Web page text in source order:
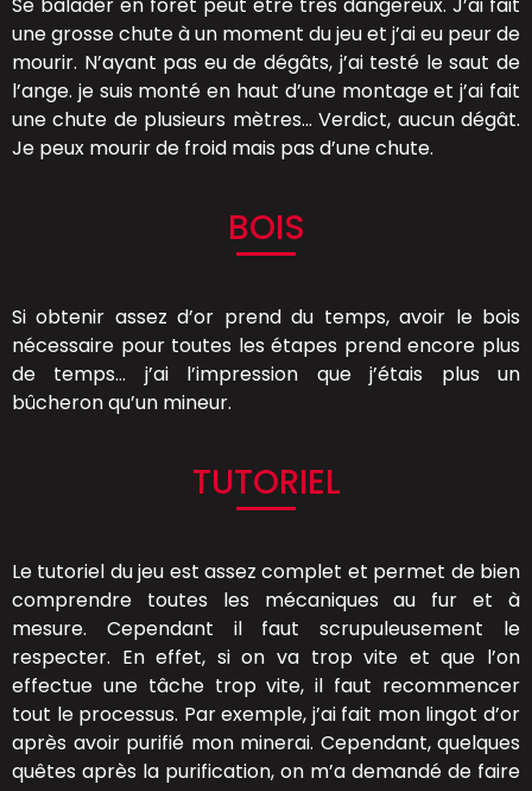
une grosse chute à un moment du jeu et j’ai eu peur de
mourir. N’ayant pas eu de dégâts, j’ai testé le saut de
l’ange. je suis monté en haut d’une montage et j’ai fait
une chute de plusieurs mètres… Verdict, aucun dégât.
Je peux mourir de froid mais pas d’une chute.
BOIS
Si obtenir assez d’or prend du temps, avoir le bois
nécessaire pour toutes les étapes prend encore plus
de temps… j’ai l’impression que j’étais plus un
bûcheron qu’un mineur.
TUTORIEL
Le tutoriel du jeu est assez complet et permet de bien
comprendre toutes les mécaniques au fur et à
mesure. Cependant il faut scrupuleusement le
respecter. En effet, si on va trop vite et que l’on
effectue une tâche trop vite, il faut recommencer
tout le processus. Par exemple, j’ai fait mon lingot d’or
après avoir purifié mon minerai. Cependant, quelques
quêtes après la purification, on m’a demandé de faire